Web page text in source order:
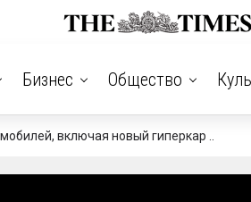
Бизнес Общество
включая новый гиперкар ..